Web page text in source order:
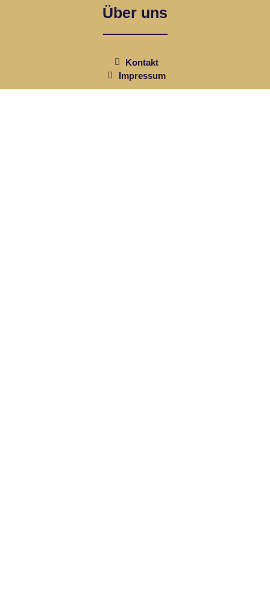
Über uns
Kontakt
Impressum